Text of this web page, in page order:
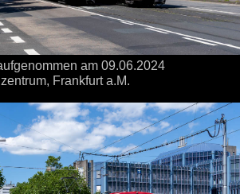
am 09.06.2024
Frankfurt a.M.